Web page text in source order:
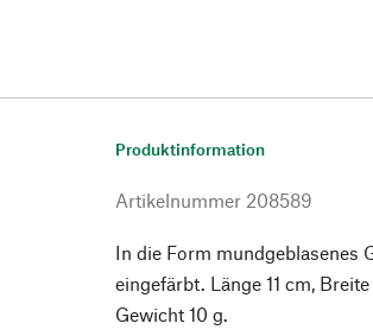
Produktinformation
Artikelnummer 208589
In die Form mundgeblasenes
eingefärbt. Länge 11 cm,
Gewicht 10 g.